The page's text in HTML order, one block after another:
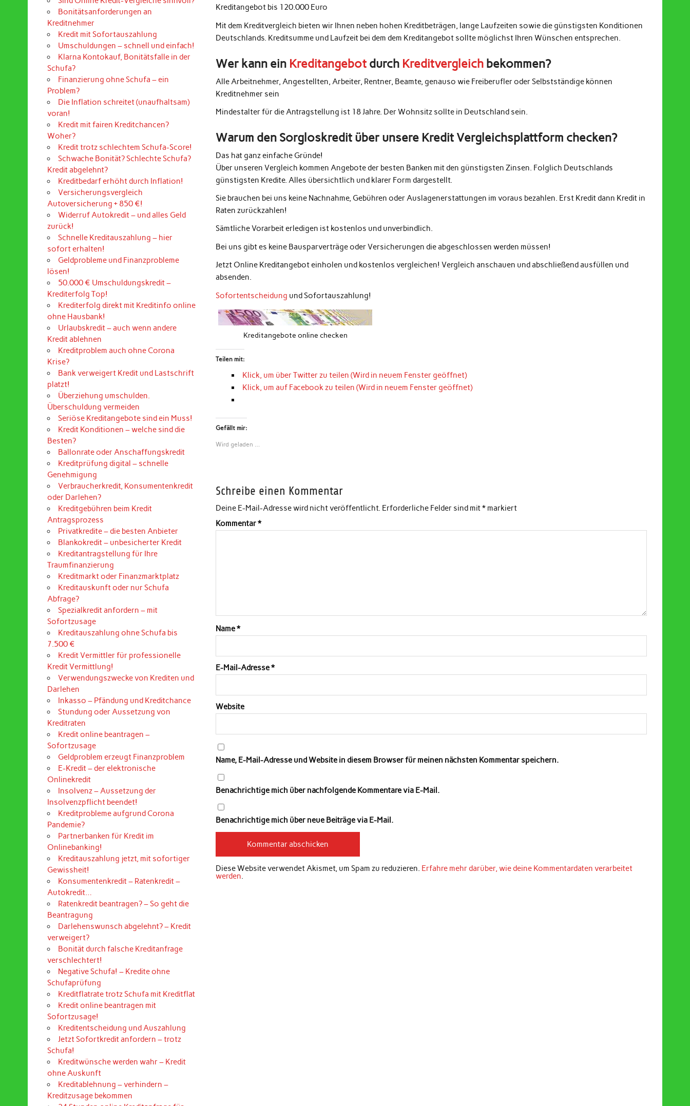
Kreditangebot bis 120.000 Euro
Mit dem Kreditvergleich bieten wir Ihnen neben hohen Kreditbeträgen, lange Laufzeiten sowie die günstigsten Konditionen
Deutschlands. Kreditsumme und Laufzeit bei dem dem Kreditangebot sollte möglichst Ihren Wünschen entsprechen.
Wer kann ein Kreditangebot durch Kreditvergleich bekommen?
Alle Arbeitnehmer, Angestellten, Arbeiter, Rentner, Beamte, genauso wie Freiberufler oder Selbstständige können
Kreditnehmer sein
Mindestalter für die Antragstellung ist 18 Jahre. Der Wohnsitz sollte in Deutschland sein.
Warum den Sorgloskredit über unsere Kredit Vergleichsplattform checken?
Das hat ganz einfache Gründe!
Über unseren Vergleich kommen Angebote der besten Banken mit den günstigsten Zinsen. Folglich Deutschlands
günstigsten Kredite. Alles übersichtlich und klarer Form dargestellt.
Sie brauchen bei uns keine Nachnahme, Gebühren oder Auslagenerstattungen im voraus bezahlen. Erst Kredit dann Kredit in
Raten zurückzahlen!
Sämtliche Vorarbeit erledigen ist kostenlos und unverbindlich.
Bei uns gibt es keine Bausparverträge oder Versicherungen die abgeschlossen werden müssen!
Jetzt Online Kreditangebot einholen und kostenlos vergleichen! Vergleich anschauen und abschließend ausfüllen und
absenden.
Sofortentscheidung und Sofortauszahlung!
Kreditangebote online checken
Teilen mit:
Klick, um über Twitter zu teilen (Wird in neuem Fenster geöffnet)
Klick, um auf Facebook zu teilen (Wird in neuem Fenster geöffnet)
Gefällt mir:
Wird geladen …
Schreibe einen Kommentar
Deine E-Mail-Adresse wird nicht veröffentlicht. Erforderliche Felder sind mit* markiert
Kommentar*
Name*
E-Mail-Adresse*
Website
Name, E-Mail-Adresse und Website in diesem Browser für meinen nächsten Kommentar speichern.
Benachrichtige mich über nachfolgende Kommentare via E-Mail.
Benachrichtige mich über neue Beiträge via E-Mail.
Diese Website verwendet Akismet, um Spam zu reduzieren. Erfahre mehr darüber, wie deine Kommentardaten verarbeitet
werden.
Bonitätsanforderungen an
Kreditnehmer
Kredit mit Sofortauszahlung
Umschuldungen – schnell und einfach!
Klarna Kontokauf, Bonitätsfalle in der
Schufa?
Finanzierung ohne Schufa – ein
Problem?
Die Inflation schreitet (unaufhaltsam)
voran!
Kredit mit fairen Kreditchancen?
Woher?
Kredit trotz schlechtem Schufa-Score!
Schwache Bonität? Schlechte Schufa?
Kredit abgelehnt?
Kreditbedarf erhöht durch Inflation!
Versicherungsvergleich
Autoversicherung + 850 €!
Widerruf Autokredit – und alles Geld
zurück!
Schnelle Kreditauszahlung – hier
sofort erhalten!
Geldprobleme und Finanzprobleme
lösen!
50.000 € Umschuldungskredit –
Krediterfolg Top!
Krediterfolg direkt mit Kreditinfo online
ohne Hausbank!
Urlaubskredit – auch wenn andere
Kredit ablehnen
Kreditproblem auch ohne Corona
Krise?
Bank verweigert Kredit und Lastschrift
platzt!
Überziehung umschulden.
Überschuldung vermeiden
Seriöse Kreditangebote sind ein Muss!
Kredit Konditionen – welche sind die
Besten?
Ballonrate oder Anschaffungskredit
Kreditprüfung digital – schnelle
Genehmigung
Verbraucherkredit, Konsumentenkredit
oder Darlehen?
Kreditgebühren beim Kredit
Antragsprozess
Privatkredite – die besten Anbieter
Blankokredit – unbesicherter Kredit
Kreditantragstellung für Ihre
Traumfinanzierung
Kreditmarkt oder Finanzmarktplatz
Kreditauskunft oder nur Schufa
Abfrage?
Spezialkredit anfordern – mit
Sofortzusage
Kreditauszahlung ohne Schufa bis
7.500 €
Kredit Vermittler für professionelle
Kredit Vermittlung!
Verwendungszwecke von Krediten und
Darlehen
Inkasso – Pfändung und Kreditchance
Stundung oder Aussetzung von
Kreditraten
Kredit online beantragen –
Sofortzusage
Geldproblem erzeugt Finanzproblem
E-Kredit – der elektronische
Onlinekredit
Insolvenz – Aussetzung der
Insolvenzpflicht beendet!
Kreditprobleme aufgrund Corona
Pandemie?
Partnerbanken für Kredit im
Onlinebanking!
Kreditauszahlung jetzt, mit sofortiger
Gewissheit!
Konsumentenkredit – Ratenkredit –
Autokredit…
Ratenkredit beantragen? – So geht die
Beantragung
Darlehenswunsch abgelehnt? – Kredit
verweigert?
Bonität durch falsche Kreditanfrage
verschlechtert!
Negative Schufa! – Kredite ohne
Schufaprüfung
Kreditflatrate trotz Schufa mit Kreditflat
Kredit online beantragen mit
Sofortzusage!
Kreditentscheidung und Auszahlung
Jetzt Sofortkredit anfordern – trotz
Schufa!
Kreditwünsche werden wahr – Kredit
ohne Auskunft
Kreditablehnung – verhindern –
Kreditzusage bekommen